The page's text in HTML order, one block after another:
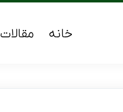
خانه مقالات